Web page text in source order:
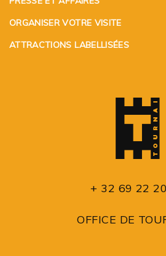
ORGANISER VOTRE VISITE
ATTRACTIONS LABELLISÉES
+ 32 69 22
OFFICE DE